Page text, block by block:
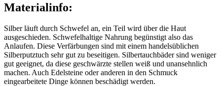
Materialinfo:
Silber läuft durch Schwefel an, ein Teil wird über die Haut
ausgeschieden. Schwefelhaltige Nahrung begünstigt also das
Anlaufen. Diese Verfärbungen sind mit einem handelsüblichen
Silberputztuch sehr gut zu beseitigen. Silbertauchbäder sind weniger
gut geeignet, da diese geschwärzte stellen weiß und unansehnlich
machen. Auch Edelsteine oder anderen in den Schmuck
eingearbeitete Dinge können beschädigt werden.